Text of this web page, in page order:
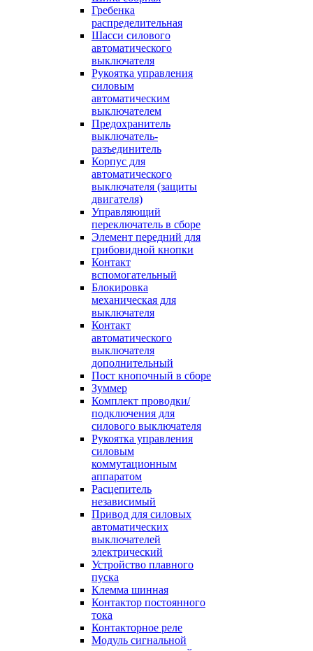
Гребенка
распределительная
Шасси силового
автоматического
выключателя
Рукоятка управления
силовым
автоматическим
выключателем
Предохранитель
выключатель-
разъединитель
Корпус для
автоматического
выключателя (защиты
двигателя)
Управляющий
переключатель в сборе
Элемент передний для
грибовидной кнопки
Контакт
вспомогательный
Блокировка
механическая для
выключателя
Контакт
автоматического
выключателя
дополнительный
Пост кнопочный в сборе
Зуммер
Комплект проводки/
подключения для
силового выключателя
Рукоятка управления
силовым
коммутационным
аппаратом
Расцепитель
независимый
Привод для силовых
автоматических
выключателей
электрический
Устройство плавного
пуска
Клемма шинная
Контактор постоянного
тока
Контакторное реле
Модуль сигнальной